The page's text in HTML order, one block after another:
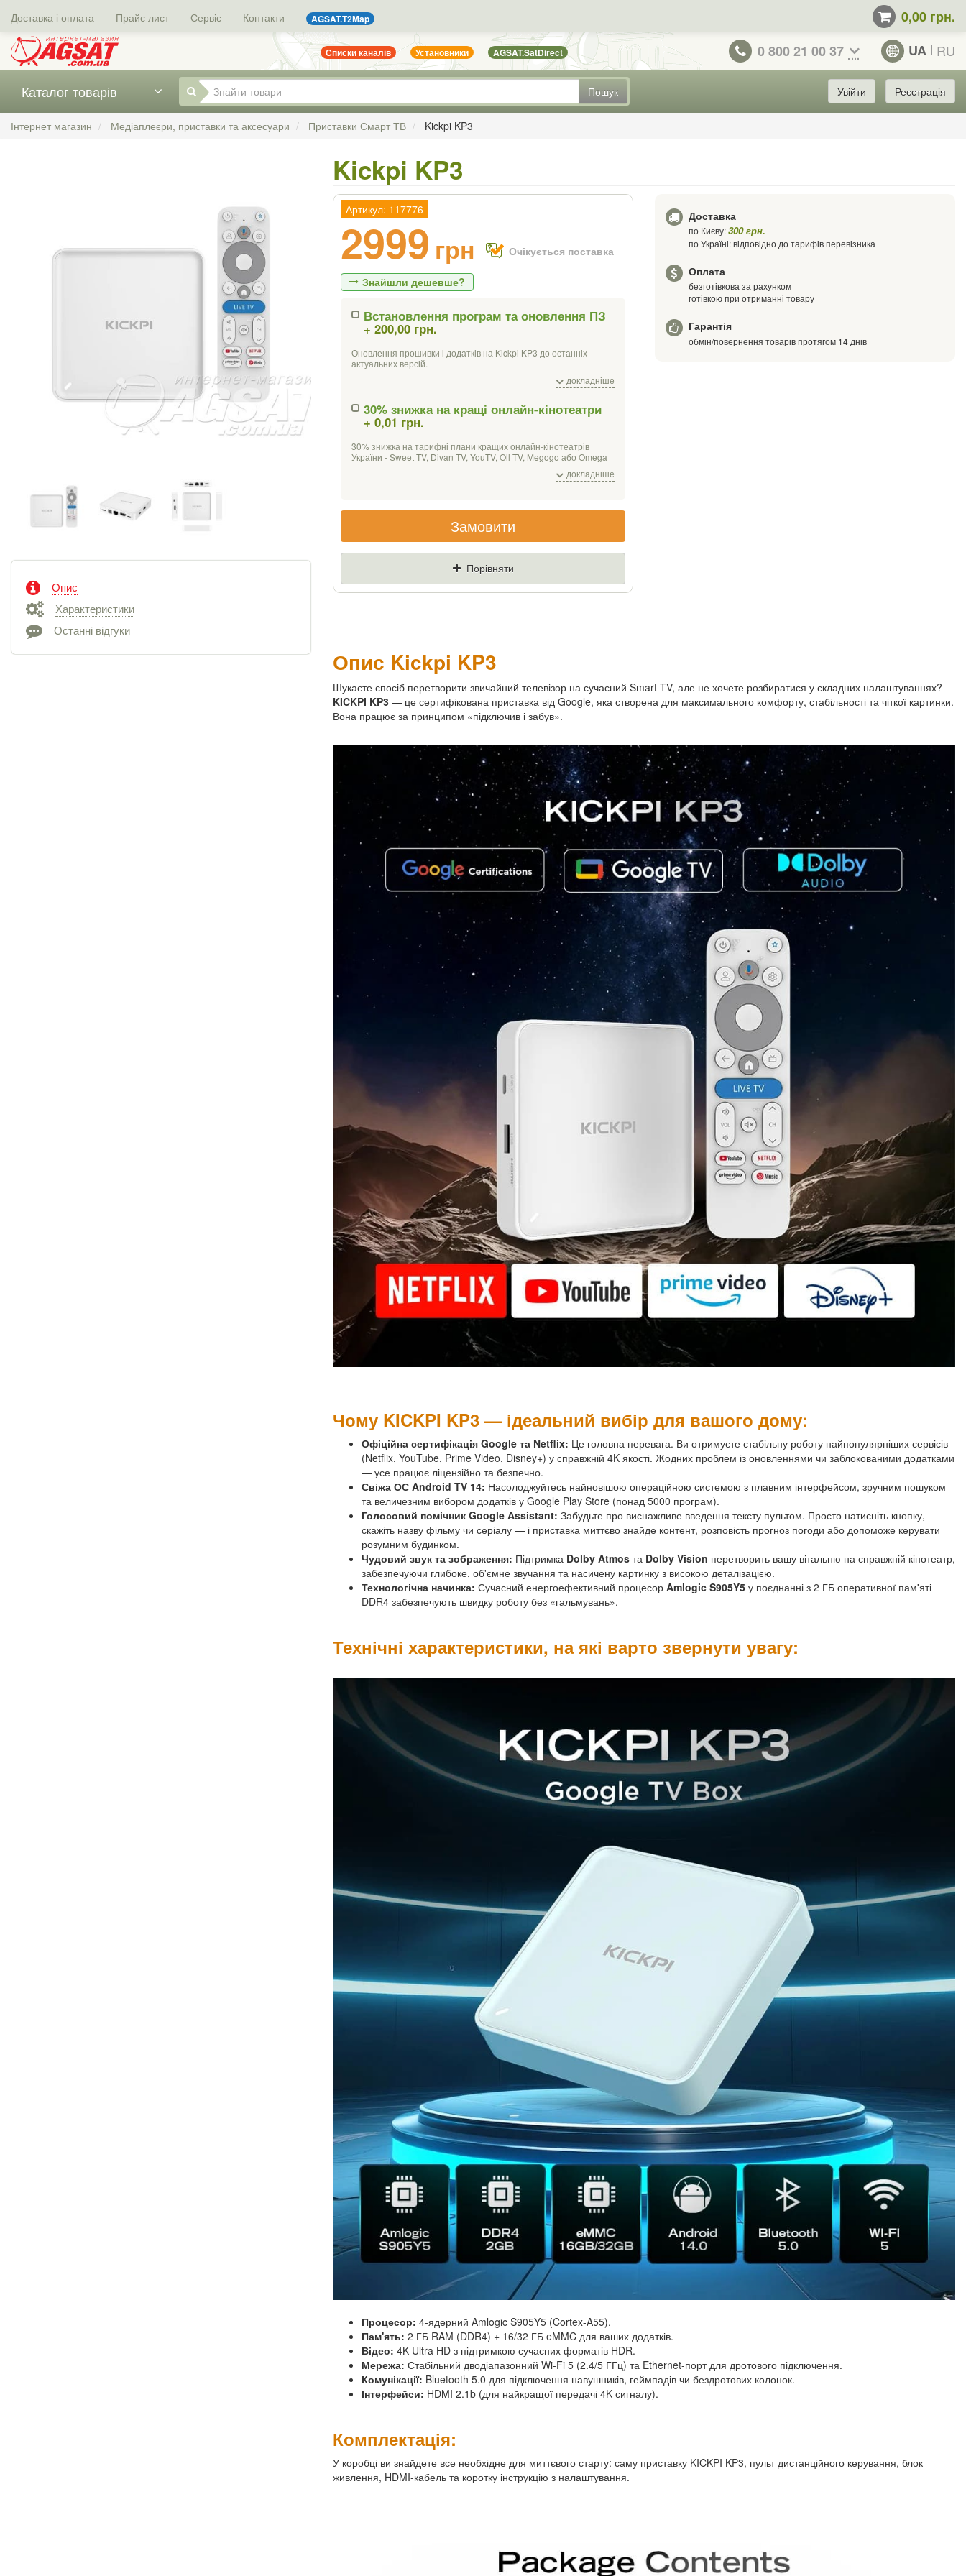
Доставка і оплата Прайс лист Сервіс Контакти AGSAT.T2Map 0,00 грн.
Списки каналів Установники AGSAT.SatDirect 0 800 21 00 37 UA RU
Пошук
Каталог товарів Увійти Реєстрація
Інтернет магазин Медіаплеєри, приставки та аксесуари Приставки Смарт ТВ Kickpi KP3
Опис
Характеристики
Останні відгуки
Kickpi KP3
Артикул: 117776
2999 грн Очікується поставка
Знайшли дешевше?
Якщо Ви знайдете товар дешевше - ми
Ваш телефон
Встановлення програм та оновлення ПЗ
+ 200,00 грн.
Оновлення прошивки і додатків на Kickpi KP3 до останніх
актуальних версій.
Мультимедійних:
Програвачі - MX-player, VLC;
Медіацентр - Kodi / XBMC;
Онлайн-відео - Netflix, MEGOGO, Oll.tv, YouTube;
ПО для перегляду IPTV (без списків каналів).
для роботи з PDF, таблицями, презентаціями та
встановлюємо додатково додаток для роботи з клавіатурою.
докладніше
30% знижка на кращі онлайн-кінотеатри
+ 0,01 грн.
30% знижка на тарифні плани кращих онлайн-кінотеатрів
України - Sweet TV, Divan TV, YouTV, Oll TV, Megogo або Omega
докладніше
Замовити
Порівняти
Доставка
по Києву:300 грн.
по Україні: відповідно до тарифів перевізника
Оплата
безготівкова за рахунком
готівкою при отриманні товару
Гарантія
обмін/повернення товарів протягом 14 днів
Опис Kickpi KP3
Шукаєте спосіб перетворити звичайний телевізор на сучасний Smart TV, але не хочете розбиратися у складних налаштуваннях?
KICKPI KP3 — це сертифікована приставка від Google, яка створена для максимального комфорту, стабільності та чіткої картинки.
Вона працює за принципом «підключив і забув».
Чому KICKPI KP3 — ідеальний вибір для вашого дому:
Офіційна сертифікація Google та Netflix: Це головна перевага. Ви отримуєте стабільну роботу найпопулярніших сервісів
(Netflix, YouTube, Prime Video, Disney+) у справжній 4K якості. Жодних проблем із оновленнями чи заблокованими додатками
— усе працює ліцензійно та безпечно.
Свіжа ОС Android TV 14: Насолоджуйтесь найновішою операційною системою з плавним інтерфейсом, зручним пошуком
та величезним вибором додатків у Google Play Store (понад 5000 програм).
Голосовий помічник Google Assistant: Забудьте про виснажливе введення тексту пультом. Просто натисніть кнопку,
скажіть назву фільму чи серіалу — і приставка миттєво знайде контент, розповість прогноз погоди або допоможе керувати
розумним будинком.
Чудовий звук та зображення: Підтримка Dolby Atmos та Dolby Vision перетворить вашу вітальню на справжній кінотеатр,
забезпечуючи глибоке, об'ємне звучання та насичену картинку з високою деталізацією.
Технологічна начинка: Сучасний енергоефективний процесор Amlogic S905Y5 у поєднанні з 2 ГБ оперативної пам'яті
DDR4 забезпечують швидку роботу без «гальмувань».
Технічні характеристики, на які варто звернути увагу:
Процесор: 4-ядерний Amlogic S905Y5 (Cortex-A55).
Пам'ять: 2 ГБ RAM (DDR4) + 16/32 ГБ eMMC для ваших додатків.
Відео: 4K Ultra HD з підтримкою сучасних форматів HDR.
Мережа: Стабільний дводіапазонний Wi-Fi 5 (2.4/5 ГГц) та Ethernet-порт для дротового підключення.
Комунікації: Bluetooth 5.0 для підключення навушників, геймпадів чи бездротових колонок.
Інтерфейси: HDMI 2.1b (для найкращої передачі 4K сигналу).
Комплектація:
У коробці ви знайдете все необхідне для миттєвого старту: саму приставку KICKPI KP3, пульт дистанційного керування, блок
живлення, HDMI-кабель та коротку інструкцію з налаштування.